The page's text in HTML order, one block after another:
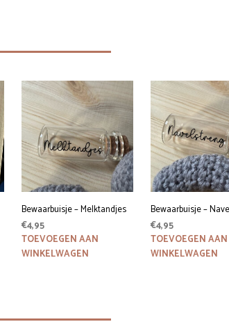
Bewaarbuisje – Melktandjes
€4,95
TOEVOEGEN AAN
WINKELWAGEN
Bewaarbuisje –
€4,95
TOEVOEGEN AAN
WINKELWAGEN